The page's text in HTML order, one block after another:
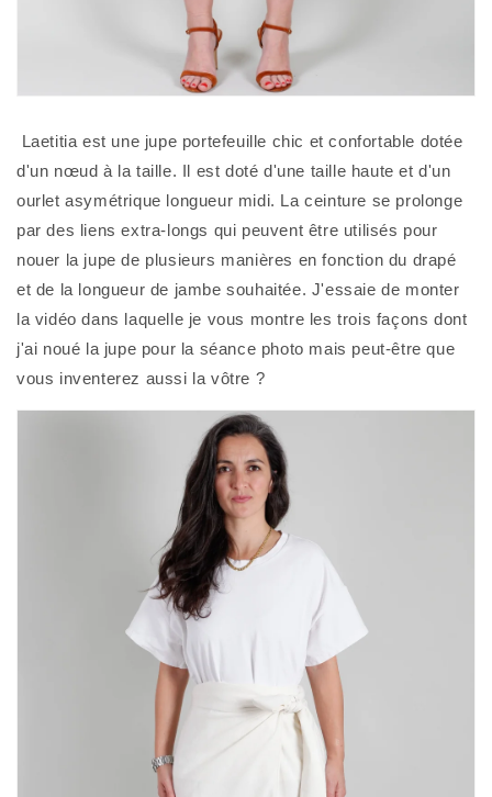
d'un nœud à la taille. Il est doté d'une taille haute et d'un
ourlet asymétrique longueur midi. La ceinture se prolonge
par des liens extra-longs qui peuvent être utilisés pour
nouer la jupe de plusieurs manières en fonction du drapé
et de la longueur de jambe souhaitée. J'essaie de monter
la vidéo dans laquelle je vous montre les trois façons dont
j'ai noué la jupe pour la séance photo mais peut-être que
vous inventerez aussi la vôtre ?